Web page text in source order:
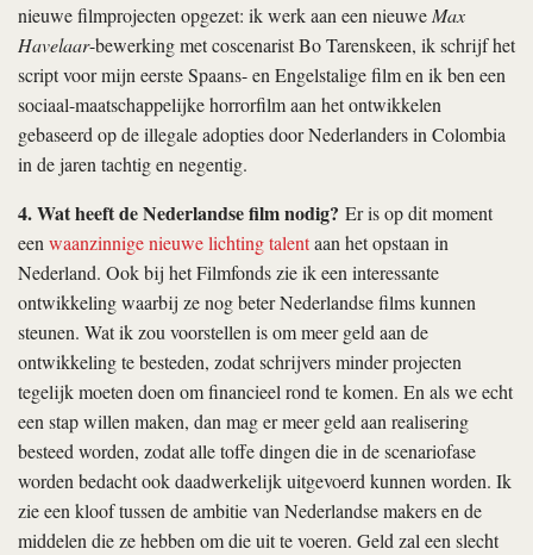
nieuwe filmprojecten opgezet: ik werk aan een nieuwe Max
Havelaar-bewerking met coscenarist Bo Tarenskeen, ik schrijf het
script voor mijn eerste Spaans- en Engelstalige film en ik ben een
sociaal-maatschappelijke horrorfilm aan het ontwikkelen
gebaseerd op de illegale adopties door Nederlanders in Colombia
in de jaren tachtig en negentig.
4. Wat heeft de Nederlandse film nodig? Er is op dit moment
een waanzinnige nieuwe lichting talentaan het opstaan in
Nederland. Ook bij het Filmfonds zie ik een interessante
ontwikkeling waarbij ze nog beter Nederlandse films kunnen
steunen. Wat ik zou voorstellen is om meer geld aan de
ontwikkeling te besteden, zodat schrijvers minder projecten
tegelijk moeten doen om financieel rond te komen. En als we echt
een stap willen maken, dan mag er meer geld aan realisering
besteed worden, zodat alle toffe dingen die in de scenariofase
worden bedacht ook daadwerkelijk uitgevoerd kunnen worden. Ik
zie een kloof tussen de ambitie van Nederlandse makers en de
middelen die ze hebben om die uit te voeren. Geld zal een slecht